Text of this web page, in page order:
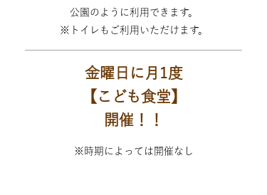
公園のように利用できます。
※トイレもご利用いただけます。
金曜日に月1度
【こども食堂】
開催！！
※時期によっては開催なし